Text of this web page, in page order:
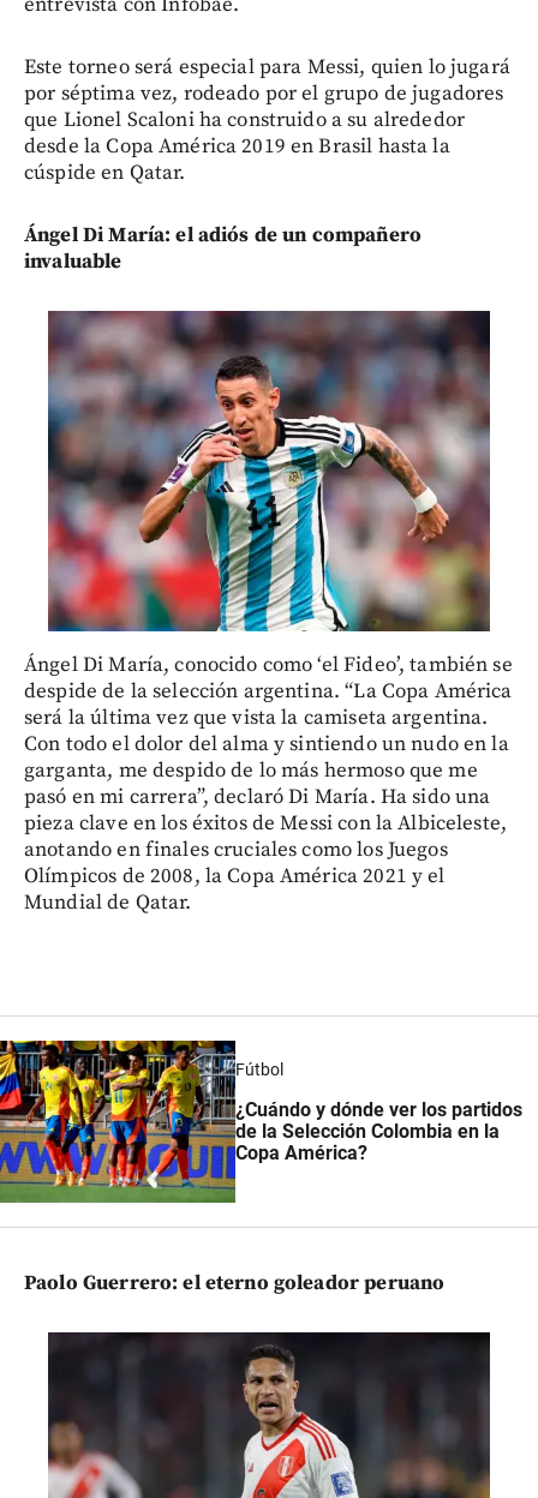
Este torneo será especial para Messi, quien lo jugará
por séptima vez, rodeado por el grupo de jugadores
que Lionel Scaloni ha construido a su alrededor
desde la Copa América 2019 en Brasil hasta la
cúspide en Qatar.
Ángel Di María: el adiós de un compañero
invaluable
Ángel Di María, conocido como ‘el Fideo’, también se
despide de la selección argentina. “La Copa América
será la última vez que vista la camiseta argentina.
Con todo el dolor del alma y sintiendo un nudo en la
garganta, me despido de lo más hermoso que me
pasó en mi carrera”, declaró Di María. Ha sido una
pieza clave en los éxitos de Messi con la Albiceleste,
anotando en finales cruciales como los Juegos
Olímpicos de 2008, la Copa América 2021 y el
Mundial de Qatar.
Fútbol
¿Cuándo y dónde ver los partidos
de la Selección Colombia en la
Copa América?
Paolo Guerrero: el eterno goleador peruano